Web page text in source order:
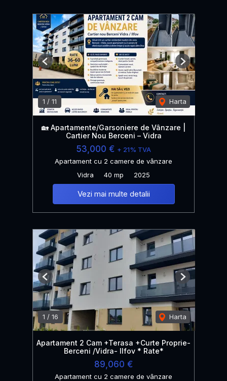
1 / 11 Harta
Previous Next
🏡 Apartamente/Garsoniere de Vânzare |
Cartier Nou Berceni – Vidra
53,000 € + 21% TVA
Apartament cu 2 camere de vânzare
Vidra
40 mp 2025
Vezi mai multe detalii
1 / 16 Harta
Previous Next
Apartament 2 Cam +Terasa +Curte Proprie-
Berceni /Vidra- Ilfov * Rate*
89,060 €
Apartament cu 2 camere de vânzare